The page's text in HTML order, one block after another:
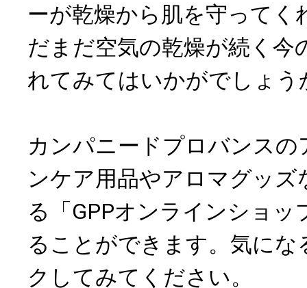
ーが乾燥から肌を守ってく
だまだ空気の乾燥が続く今
れてみてはいかがでしょう
カンパニードプロバンス
ンケア用品やアロマグッ
る「GPPオンラインショッ
ることができます。気に
クしてみてください。